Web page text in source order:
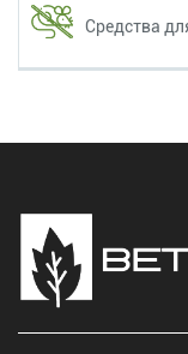
Средства